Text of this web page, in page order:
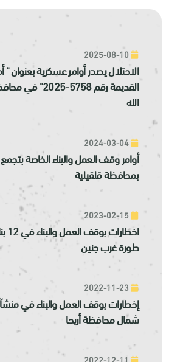
الاحتلال يصدر أوامر عسكرية بعنوان "
القديمة رقم
الله
أوامر وقف العمل والبناء الخاصة
بمحافظة قلقيلية
طورة غرب جنين
إخطارات بوقف العمل والبناء في
شمال محافظة أريحا